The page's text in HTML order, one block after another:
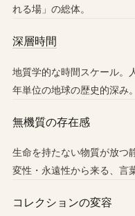
れる場」の総体。
深層時間
地質学的な時間スケール。
年単位の地球の歴史的深み
無機質の存在感
生命を持たない物質が放つ
変性・永遠性から来る、言
コレクションの変容